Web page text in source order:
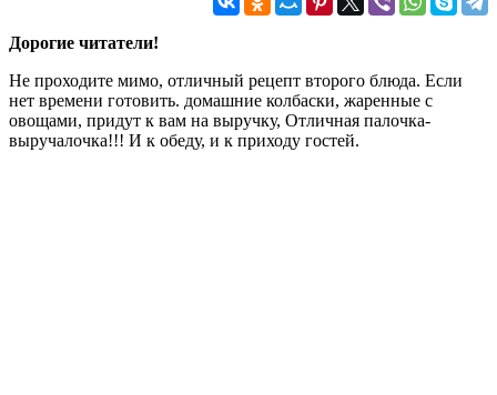
Дорогие читатели!
Не проходите мимо, отличный рецепт второго блюда. Если
нет времени готовить. домашние колбаски, жаренные с
овощами, придут к вам на выручку, Отличная палочка-
выручалочка!!! И к обеду, и к приходу гостей.